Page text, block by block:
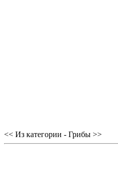
<< Из категории - Грибы >>